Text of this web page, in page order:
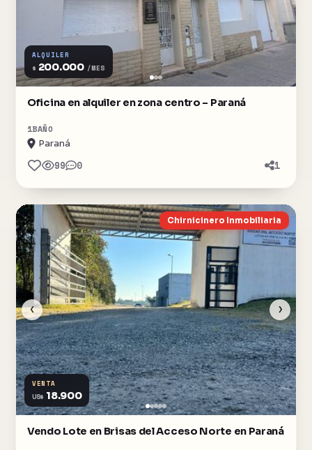
ALQUILER
$ 200.000 /MES
Oficina en alquiler en zona centro – Paraná
1BAÑO
Paraná
99 0 1
‹ ›
Chirnicinero Inmobiliaria
VENTA
US$ 18.900
Vendo Lote en Brisas del Acceso Norte en Paraná